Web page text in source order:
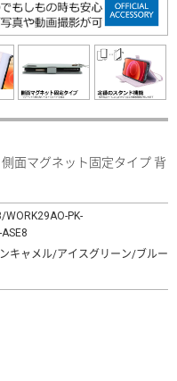
面マグネット固定タイプ 背
WORK29AO-PK-
キャメル/アイスグリーン/ブルー